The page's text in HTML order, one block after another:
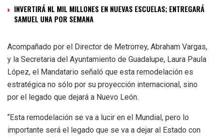
INVERTIRÁ NL MIL MILLONES EN NUEVAS ESCUELAS; ENTREGARÁ
SAMUEL UNA POR SEMANA
Acompañado por el Director de Metrorrey, Abraham Vargas,
y la Secretaria del Ayuntamiento de Guadalupe, Laura Paula
López, el Mandatario señaló que esta remodelación es
estratégica no sólo por su proyección internacional, sino
por el legado que dejará a Nuevo León.
“Esta remodelación se va a lucir en el Mundial, pero lo
importante será el legado que se va a dejar al Estado con